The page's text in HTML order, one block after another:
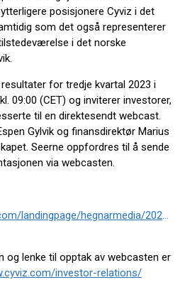
posisjonere Cyviz i det
som det også representerer
i det norske
for tredje kvartal 2023 i
09:00 (CET) og inviterer investorer,
til en direktesendt webcast.
Gylvik og finansdirektør Marius
Seerne oppfordres til å sende
via webcasten.
https://channel.royalcast.com/landingpage/hegnarmedia/20231110_3/
og lenke til opptak av webcasten er
investor-relations/